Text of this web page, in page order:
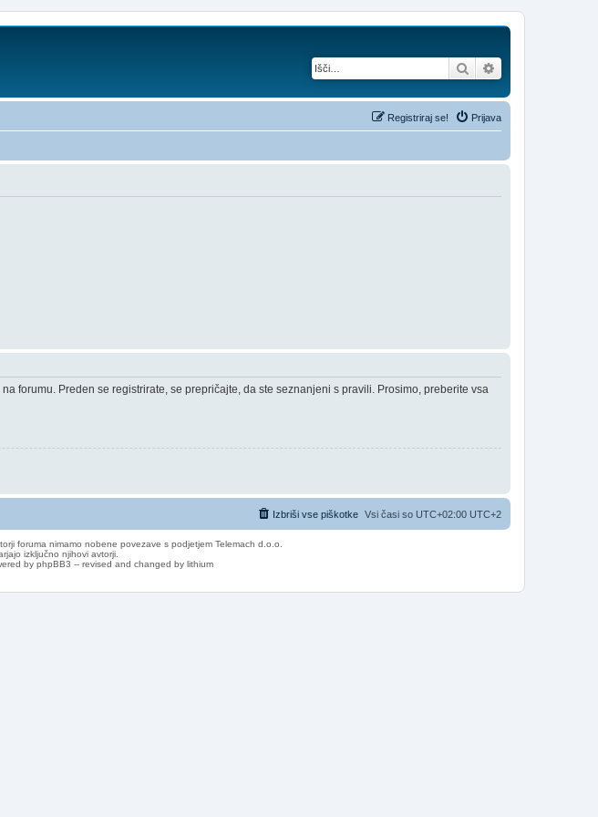
Iskanje
Prijava
Registriraj se!
forumu. Preden se registrirate, se prepričajte, da ste seznanjeni s pravili. Prosimo, preberite vsa
Vsi časi so UTC+02:00 UTC+2
Izbriši vse piškotke
foruma nimamo nobene povezave s podjetjem Telemach d.o.o.
izključno njihovi avtorji.
by phpBB3 -- revised and changed by lithium